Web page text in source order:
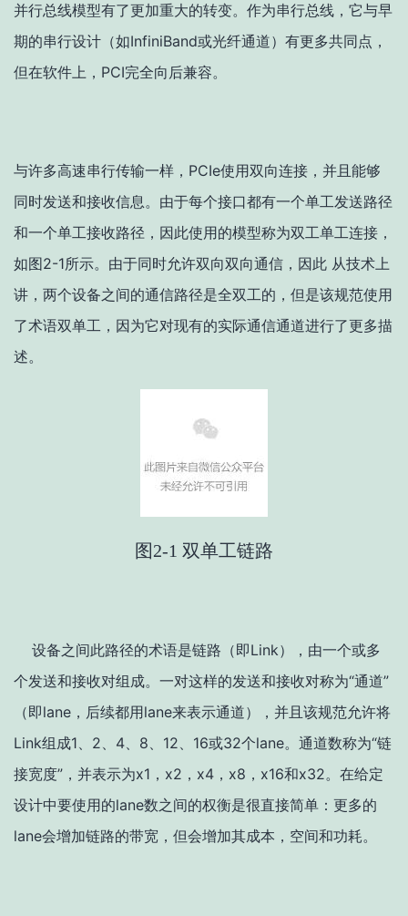
并行总线模型有了更加重大的转变。作为串行总线，它与早
期的串行设计（如InfiniBand或光纤通道）有更多共同点，
但在软件上，PCI完全向后兼容。
与许多高速串行传输一样，PCIe使用双向连接，并且能够
同时发送和接收信息。由于每个接口都有一个单工发送路径
和一个单工接收路径，因此使用的模型称为双工单工连接，
如图2-1所示。由于同时允许双向双向通信，因此 从技术上
讲，两个设备之间的通信路径是全双工的，但是该规范使用
了术语双单工，因为它对现有的实际通信通道进行了更多描
述。
图2-1 双单工链路
设备之间此路径的术语是链路（即Link），由一个或多
个发送和接收对组成。一对这样的发送和接收对称为“通道”
（即lane，后续都用lane来表示通道），并且该规范允许将
Link组成1、2、4、8、12、16或32个lane。通道数称为“链
接宽度”，并表示为x1，x2，x4，x8，x16和x32。在给定
设计中要使用的lane数之间的权衡是很直接简单：更多的
lane会增加链路的带宽，但会增加其成本，空间和功耗。